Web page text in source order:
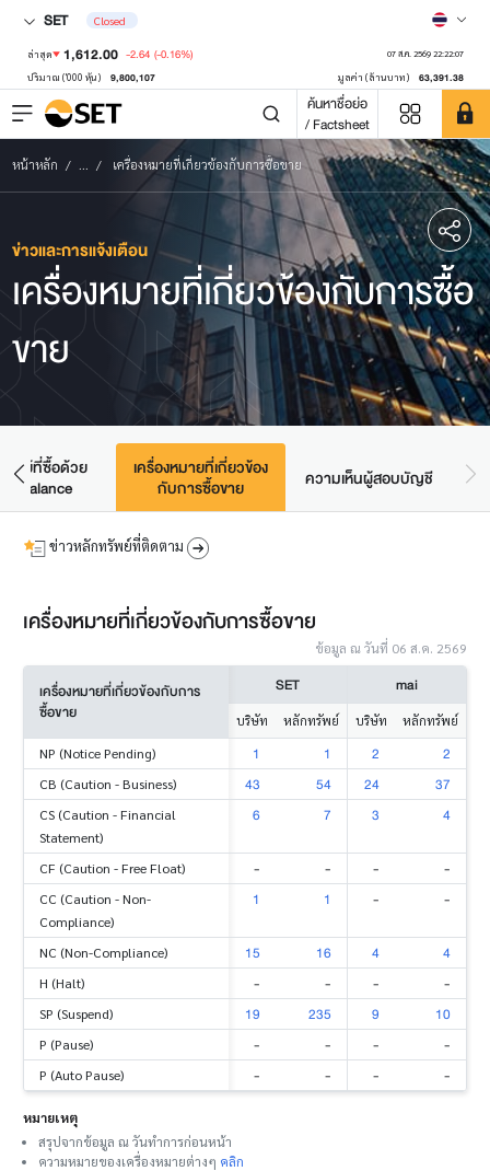
SET Closed
ล่าสุด 1,612.00 -2.64 (-0.16%) 07 ส.ค. 2569 22:22:07
ปริมาณ ('000 หุ้น) 9,800,107 มูลค่า (ล้านบาท) 63,391.38
ค้นหาชื่อย่อ
/ Factsheet
หน้าหลัก ... เครื่องหมายที่เกี่ยวข้องกับการซื้อขาย
ข่าวและการแจ้งเตือน
เครื่องหมายที่เกี่ยวข้องกับการซื้อ
ขาย
พย์ที่ซื้อด้วย
Balance
เครื่องหมายที่เกี่ยวข้อง
กับการซื้อขาย
ความเห็นผู้สอบบัญชี
ข่าวหลักทรัพย์ที่ติดตาม
เครื่องหมายที่เกี่ยวข้องกับการซื้อขาย
ข้อมูล ณ วันที่ 06 ส.ค. 2569
เครื่องหมายที่เกี่ยวข้องกับการ
ซื้อขาย
SET mai
บริษัท หลักทรัพย์ บริษัท หลักทรัพย์
NP (Notice Pending) 1 1 2 2
CB (Caution - Business) 43 54 24 37
CS (Caution - Financial
Statement)
6 7 3 4
CF (Caution - Free Float) - - - -
CC (Caution - Non-
Compliance)
1 1 - -
NC (Non-Compliance) 15 16 4 4
H (Halt) - - - -
SP (Suspend) 19 235 9 10
P (Pause) - - - -
P (Auto Pause) - - - -
หมายเหตุ
สรุปจากข้อมูล ณ วันทำการก่อนหน้า
ความหมายของเครื่องหมายต่างๆ คลิก